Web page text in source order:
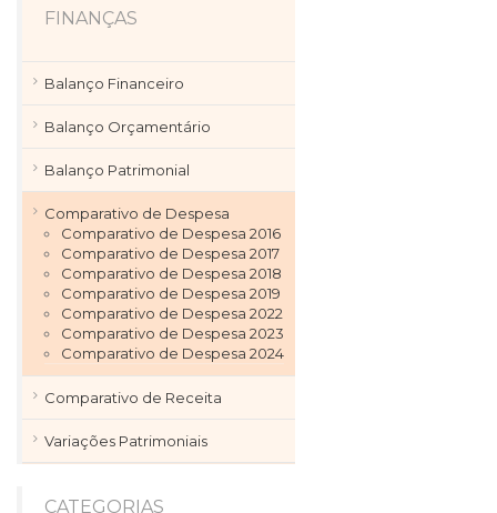
FINANÇAS
Balanço Financeiro
Balanço Orçamentário
Balanço Patrimonial
Comparativo de Despesa
Comparativo de Despesa 2016
Comparativo de Despesa 2017
Comparativo de Despesa 2018
Comparativo de Despesa 2019
Comparativo de Despesa 2022
Comparativo de Despesa 2023
Comparativo de Despesa 2024
Comparativo de Receita
Variações Patrimoniais
CATEGORIAS